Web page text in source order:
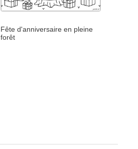
Fête d'anniversaire en pleine
forêt